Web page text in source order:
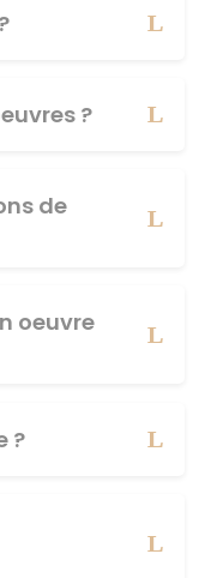
?
de
oeuvre
?